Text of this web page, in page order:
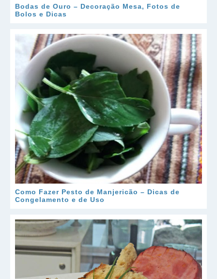
Bodas de Ouro – Decoração Mesa, Fotos de
Bolos e Dicas
Como Fazer Pesto de Manjericão – Dicas de
Congelamento e de Uso